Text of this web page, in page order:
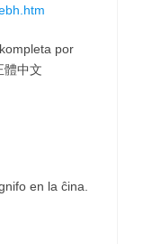
por
體中文
en la ĉina.